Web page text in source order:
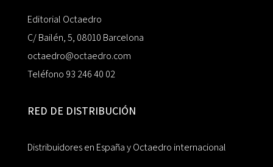
Editorial Octaedro
C/ Bailén, 5, 08010 Barcelona
octaedro@octaedro.com
Teléfono 93 246 40 02
RED DE DISTRIBUCIÓN
Distribuidores en España y Octaedro internacional